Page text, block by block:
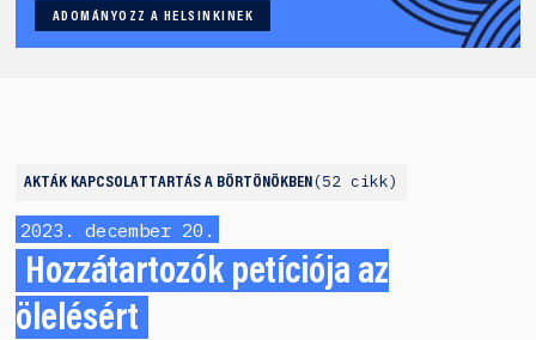
ADOMÁNYOZZ A HELSINKINEK
AKTÁK KAPCSOLATTARTÁS A BÖRTÖNÖKBEN 52 cikk
2023. december 20.
Hozzátartozók petíciója az
ölelésért